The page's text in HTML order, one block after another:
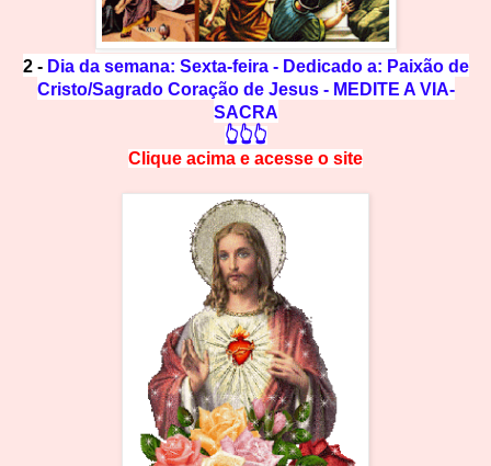
2 - Dia da semana: Sexta-feira - Dedicado a: Paixão de
Cristo/Sagrado Coração de Jesus - MEDITE A VIA-
SACRA
👆👆👆
Clique acima e acesse o site